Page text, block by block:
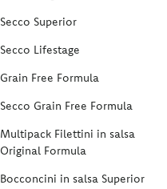
Secco Superior
Secco Lifestage
Grain Free Formula
Secco Grain Free Formula
Multipack Filettini in salsa
Original Formula
Bocconcini in salsa Superior